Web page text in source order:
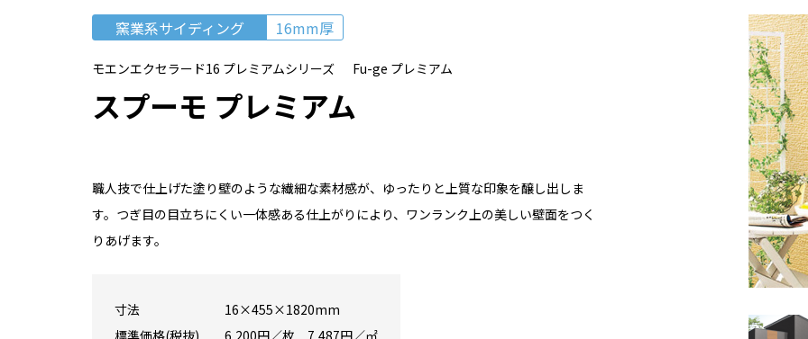
窯業系サイディング 16mm厚
モエンエクセラード16 プレミアムシリーズ Fu-ge プレミアム
スプーモ プレミアム
職人技で仕上げた塗り壁のような繊細な素材感が、ゆったりと上質な印象を醸し出しま
す。つぎ目の目立ちにくい一体感ある仕上がりにより、ワンランク上の美しい壁面をつく
りあげます。
寸法
16×455×1820mm
標準価格(税抜)
6,200円／枚 7,487円／㎡